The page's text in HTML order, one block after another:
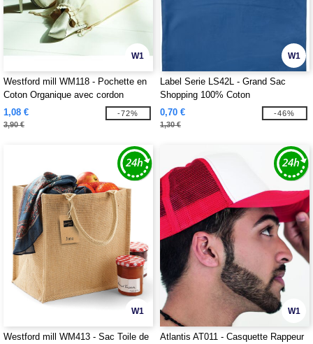
W1
Westford mill WM118 - Pochette en
Coton Organique avec cordon
1,08 €
3,90 €
-72%
W1
Label Serie LS42L - Grand Sac
Shopping 100% Coton
0,70 €
1,30 €
-46%
W1
Westford mill WM413 - Sac Toile de
W1
Atlantis AT011 - Casquette Rappeur